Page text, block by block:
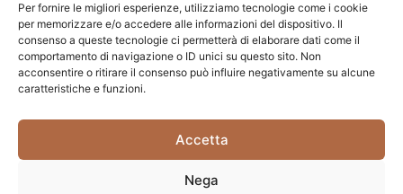
Per fornire le migliori esperienze, utilizziamo tecnologie come i cookie
per memorizzare e/o accedere alle informazioni del dispositivo. Il
consenso a queste tecnologie ci permetterà di elaborare dati come il
comportamento di navigazione o ID unici su questo sito. Non
acconsentire o ritirare il consenso può influire negativamente su alcune
caratteristiche e funzioni.
Accetta
Nega
informazioni.
ISCRIVITI ALLA NEWSLETTER
Carpediem di Traversa Monia | P.IVA: 03415840408 | REA: